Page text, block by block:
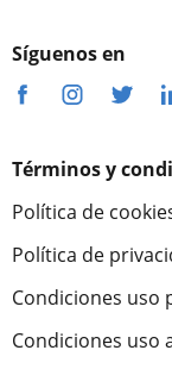
Síguenos en
Términos y
Política de
Política de
Condiciones uso
Condiciones uso